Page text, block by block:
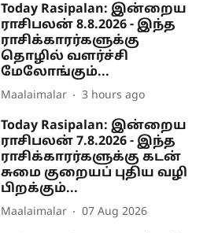
Today Rasipalan: இன்றைய
ராசிபலன் 8.8.2026 - இந்த
ராசிக்காரர்களுக்கு
தொழில் வளர்ச்சி
மேலோங்கும்...
Maalaimalar 3 hours ago
Today Rasipalan: இன்றைய
ராசிபலன் 7.8.2026 - இந்த
ராசிக்காரர்களுக்கு கடன்
சுமை குறையப் புதிய வழி
பிறக்கும்...
Maalaimalar 07 Aug 2026